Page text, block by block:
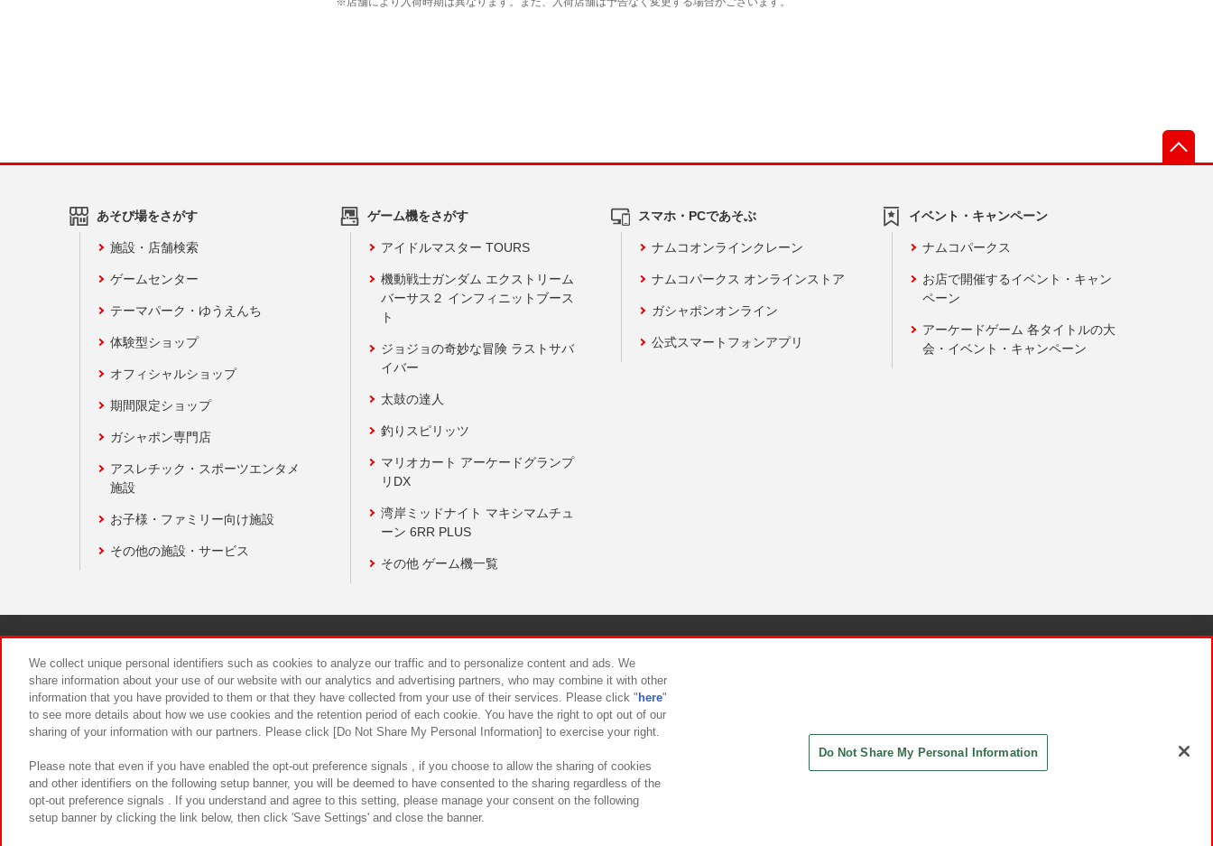
あそび場をさがす
施設・店舗検索
ゲームセンター
テーマパーク・ゆうえんち
体験型ショップ
オフィシャルショップ
期間限定ショップ
ガシャポン専門店
アスレチック・スポーツエンタメ
施設
お子様・ファミリー向け施設
その他の施設・サービス
ゲーム機をさがす
アイドルマスター TOURS
機動戦士ガンダム エクストリーム
バーサス２ インフィニットブース
ト
ジョジョの奇妙な冒険 ラストサバ
イバー
太鼓の達人
釣りスピリッツ
マリオカート アーケードグランプ
リDX
湾岸ミッドナイト マキシマムチュ
ーン 6RR PLUS
その他 ゲーム機一覧
スマホ・PCであそぶ
ナムコオンラインクレーン
ナムコパークス オンラインストア
ガシャポンオンライン
公式スマートフォンアプリ
イベント・キャンペーン
ナムコパークス
お店で開催するイベント・キャン
ペーン
アーケードゲーム 各タイトルの大
会・イベント・キャンペーン
食品のご提供について カスタマーハラスメント対応方針
We collect unique personal identifiers such as cookies to analyze our traffic and to personalize content and ads. We
share information about your use of our website with our analytics and advertising partners, who may combine it with other
information that you have provided to them or that they have collected from your use of their services. Please click " here"
to see more details about how we use cookies and the retention period of each cookie. You have the right to opt out of our
sharing of your information with our partners. Please click [Do Not Share My Personal Information] to exercise your right.
Please note that even if you have enabled the opt-out preference signals , if you choose to allow the sharing of cookies
and other identifiers on the following setup banner, you will be deemed to have consented to the sharing regardless of the
opt-out preference signals . If you understand and agree to this setting, please manage your consent on the following
setup banner by clicking the link below, then click 'Save Settings' and close the banner.
Do Not Share My Personal Information